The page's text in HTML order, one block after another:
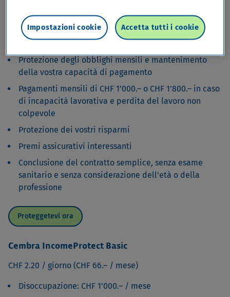
finanziaria.
I vostri vantaggi a colpo d'occhio:
Protezione degli obblighi mensili e mantenimento
della vostra capacità di pagamento
Pagamenti mensili di CHF 1’000.– o CHF 1’800.– in caso
di incapacità lavorativa e perdita del lavoro non
colpevole
Protezione dei vostri risparmi
Premi assicurativi interessanti
Conclusione del contratto semplice, senza esame
sanitario e senza considerazione dell'età o della
professione
Proteggetevi ora
Cembra IncomeProtect Basic
CHF 2.20 / giorno (CHF 66.– / mese)
Disoccupazione: CHF 1’000.– / mese
Accetta tutti i cookie
Impostazioni cookie